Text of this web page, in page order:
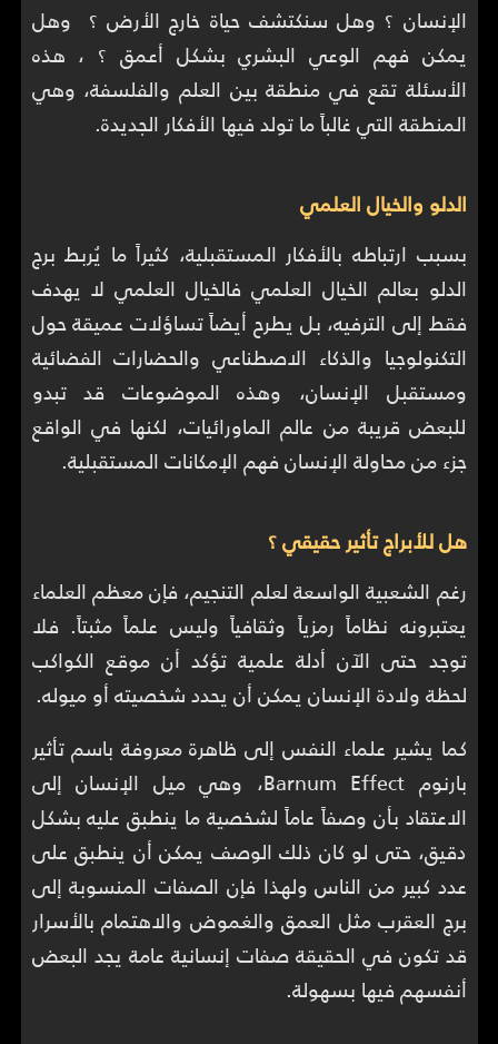
الإنسان ؟ وهل سنكتشف حياة خارج الأرض ؟ وهل
يمكن فهم الوعي البشري بشكل أعمق ؟ ، هذه
الأسئلة تقع في منطقة بين العلم والفلسفة، وهي
المنطقة التي غالباً ما تولد فيها الأفكار الجديدة.
الدلو والخيال العلمي
بسبب ارتباطه بالأفكار المستقبلية، كثيراً ما يُربط برج
الدلو بعالم الخيال العلمي فالخيال العلمي لا يهدف
فقط إلى الترفيه، بل يطرح أيضاً تساؤلات عميقة حول
التكنولوجيا والذكاء الاصطناعي والحضارات الفضائية
ومستقبل الإنسان، وهذه الموضوعات قد تبدو
للبعض قريبة من عالم الماورائيات، لكنها في الواقع
جزء من محاولة الإنسان فهم الإمكانات المستقبلية.
هل للأبراج تأثير حقيقي ؟
رغم الشعبية الواسعة لعلم التنجيم، فإن معظم العلماء
يعتبرونه نظاماً رمزياً وثقافياً وليس علماً مثبتاً. فلا
توجد حتى الآن أدلة علمية تؤكد أن موقع الكواكب
لحظة ولادة الإنسان يمكن أن يحدد شخصيته أو ميوله.
كما يشير علماء النفس إلى ظاهرة معروفة باسم تأثير
بارنوم Barnum Effect، وهي ميل الإنسان إلى
الاعتقاد بأن وصفاً عاماً لشخصية ما ينطبق عليه بشكل
دقيق، حتى لو كان ذلك الوصف يمكن أن ينطبق على
عدد كبير من الناس ولهذا فإن الصفات المنسوبة إلى
برج العقرب مثل العمق والغموض والاهتمام بالأسرار
قد تكون في الحقيقة صفات إنسانية عامة يجد البعض
أنفسهم فيها بسهولة.